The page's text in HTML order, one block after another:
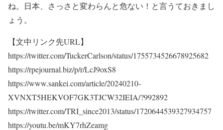
ね。日本、さっさと変わらんと危ない！と言うておきまし
ょう。
【文中リンク先URL】
https://twitter.com/TuckerCarlson/status/1755734526678925682
https://rpejournal.biz/p/r/LcJ9oxS8
https://www.sankei.com/article/20240210-
XVNXT5HEKVOF7GK3TJCW32IEIA/?992892
https://twitter.com/TRI_since2013/status/1720644539327934757
https://youtu.be/mKY7rhZeamg